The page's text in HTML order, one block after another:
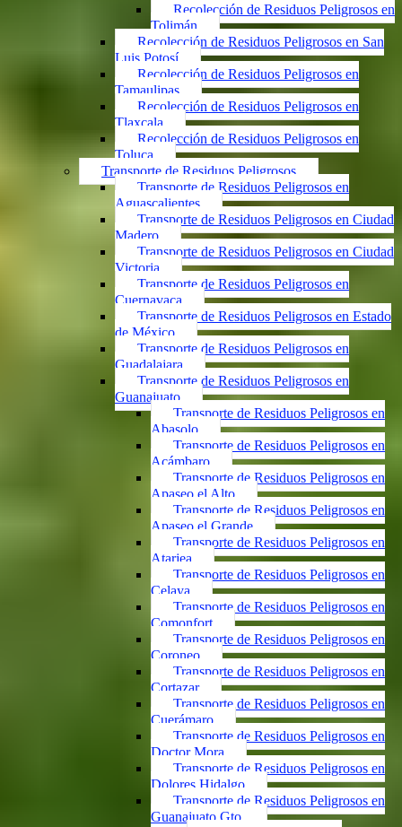
Recolección de Residuos Peligrosos en
Tolimán
Recolección de Residuos Peligrosos en San
Luis Potosí
Recolección de Residuos Peligrosos en
Tamaulipas
Recolección de Residuos Peligrosos en
Tlaxcala
Recolección de Residuos Peligrosos en
Toluca
Transporte de Residuos Peligrosos
Transporte de Residuos Peligrosos en
Aguascalientes
Transporte de Residuos Peligrosos en Ciudad
Madero
Transporte de Residuos Peligrosos en Ciudad
Victoria
Transporte de Residuos Peligrosos en
Cuernavaca
Transporte de Residuos Peligrosos en Estado
de México
Transporte de Residuos Peligrosos en
Guadalajara
Transporte de Residuos Peligrosos en
Guanajuato
Transporte de Residuos Peligrosos en
Abasolo
Transporte de Residuos Peligrosos en
Acámbaro
Transporte de Residuos Peligrosos en
Apaseo el Alto
Transporte de Residuos Peligrosos en
Apaseo el Grande
Transporte de Residuos Peligrosos en
Atarjea
Transporte de Residuos Peligrosos en
Celaya
Transporte de Residuos Peligrosos en
Comonfort
Transporte de Residuos Peligrosos en
Coroneo
Transporte de Residuos Peligrosos en
Cortazar
Transporte de Residuos Peligrosos en
Cuerámaro
Transporte de Residuos Peligrosos en
Doctor Mora
Transporte de Residuos Peligrosos en
Dolores Hidalgo
Transporte de Residuos Peligrosos en
Guanajuato Gto.